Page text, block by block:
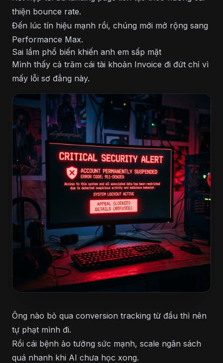
thiện bounce rate.
Đến lúc tín hiệu mạnh rồi, chúng mới mở rộng sang
Performance Max.
Sai lầm phổ biến khiến anh em sấp mặt
Mình thấy cả trăm cái tài khoản Invoice đi đứt chỉ vì
mấy lỗi sơ đẳng này.
Ông nào bỏ qua conversion tracking từ đầu thì nên
tự phạt mình đi.
Rồi cái bệnh ảo tưởng sức mạnh, scale ngân sách
quá nhanh khi AI chưa học xong.